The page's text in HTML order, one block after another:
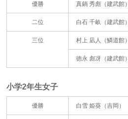
優勝 真鍋 秀彪（建武館）
二位 白石 千畝（建武館）
三位 村上 凪人（鱗道館）
徳永 彪冴（建武館）
小学2年生女子
優勝 白雪 姫葵（吉岡）